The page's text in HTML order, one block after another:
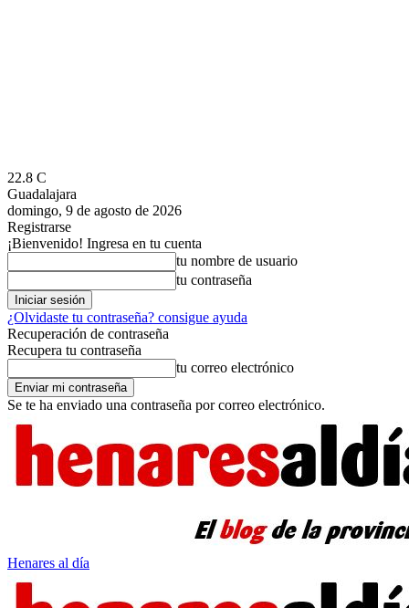
22.8 C
Guadalajara
domingo, 9 de agosto de 2026
Registrarse
¡Bienvenido! Ingresa en tu cuenta
tu nombre de usuario
tu contraseña
¿Olvidaste tu contraseña? consigue ayuda
Recuperación de contraseña
Recupera tu contraseña
tu correo electrónico
Se te ha enviado una contraseña por correo electrónico.
Henares al día